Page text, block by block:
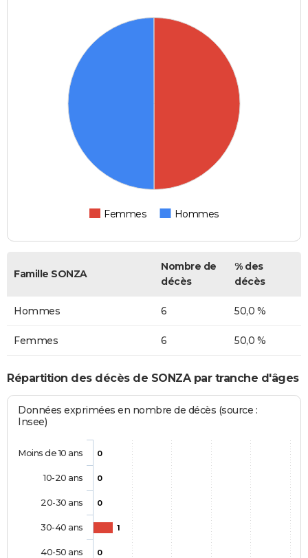
Femmes Hommes
Famille SONZA
Nombre de
décès
% des
décès
Hommes 6 50,0 %
Femmes 6 50,0 %
Répartition des décès de SONZA par tranche d'âges
Données exprimées en nombre de décès (source :
Insee)
0
0
0
1
0
Moins de 10 ans
10-20 ans
20-30 ans
30-40 ans
40-50 ans